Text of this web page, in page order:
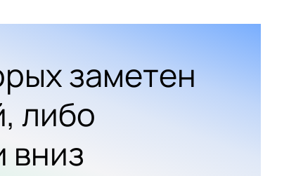
заметен
либо
вниз